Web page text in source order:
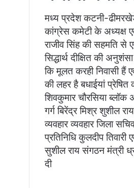
मध्य प्रदेश कटनी-
कांग्रेस कमेटी के अध्यक्ष
राजीव सिंह की सहमति से
सिद्धार्थ दीक्षित की
कि मूलत करही निवासी हैं
की लहर है बधाईयां
शिवकुमार चौरसिया ब्लॉक
गर्ग बिरेंद्र मिश्र शुशील
व्यवहार व्यवहार जिला
प्रतिनिधि कुलदीप तिवारी
सुशील राय संगठन मंत्री
दी